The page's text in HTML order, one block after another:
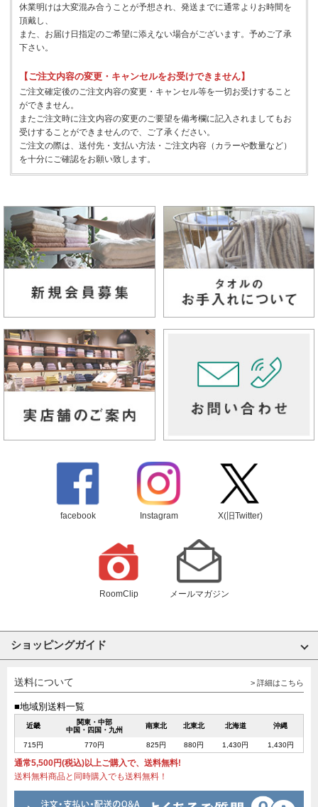
休業明けは大変混み合うことが予想され、発送までに通常よりお時間を
頂戴し、
また、お届け日指定のご希望に添えない場合がございます。予めご了承
下さい。
【ご注文内容の変更・キャンセルをお受けできません】
ご注文確定後のご注文内容の変更・キャンセル等を一切お受けすること
ができません。
またご注文時に注文内容の変更のご要望を備考欄に記入されましてもお
受けすることができませんので、ご了承ください。
ご注文の際は、送付先・支払い方法・ご注文内容（カラーや数量など）
を十分にご確認をお願い致します。
facebook Instagram X(旧Twitter)
RoomClip メールマガジン
ショッピングガイド
送料について > 詳細はこちら
■地域別送料一覧
近畿
関東・中部
中国・四国・九州
南東北 北東北 北海道 沖縄
715円 770円 825円 880円 1,430円 1,430円
通常5,500円(税込)以上ご購入で、送料無料!
送料無料商品と同時購入でも送料無料！